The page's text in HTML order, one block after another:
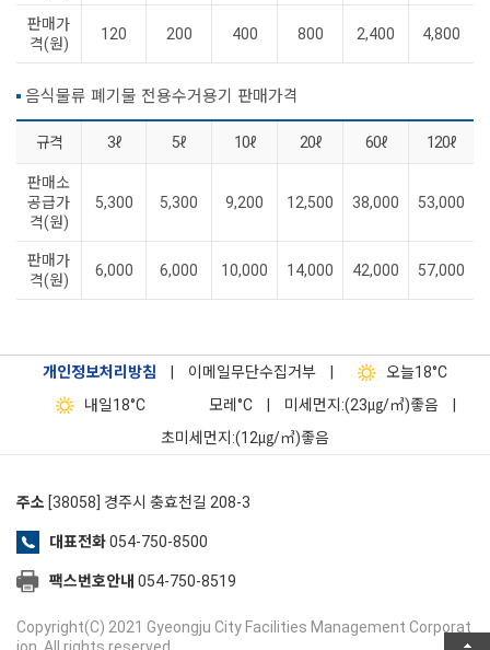
판매가
격(원)
120 200 400 800 2,400 4,800
음식물류 폐기물 전용수거용기 판매가격
규격 3ℓ 5ℓ 10ℓ 20ℓ 60ℓ 120ℓ
판매소
공급가
격(원)
5,300 5,300 9,200 12,500 38,000 53,000
판매가
격(원)
6,000 6,000 10,000 14,000 42,000 57,000
개인정보처리방침 이메일무단수집거부 오늘18°C
내일18°C 모레 °C 미세먼지:(23㎍/㎥)좋음
초미세먼지:(12㎍/㎥)좋음
주소 [38058] 경주시 충효천길 208-3
대표전화054-750-8500
팩스번호안내 054-750-8519
Copyright(C) 2021 Gyeongju City Facilities Management Corporat
ion. All rights reserved.